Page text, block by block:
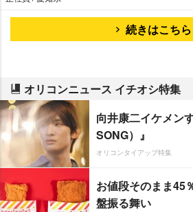
続きはこちら
オリコンニュース イチオシ特集
向井康二イケメン
SONG）』
オリコンタイアップ特集
お値段そのまま45
盤振る舞い